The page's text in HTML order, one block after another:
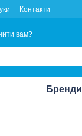
Контакти
вам?
Бренди